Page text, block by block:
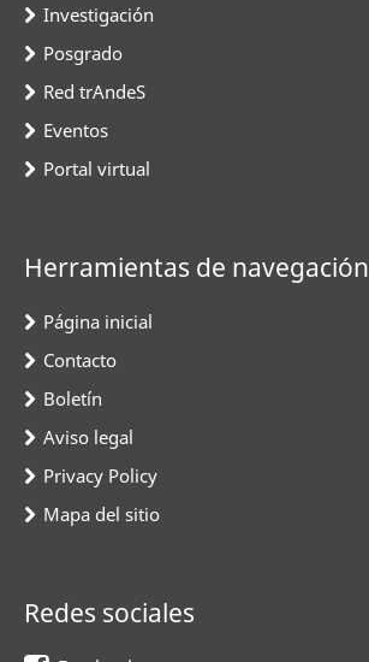
Investigación
Posgrado
Red trAndeS
Eventos
Portal virtual
Herramientas de navegación
Página inicial
Contacto
Boletín
Aviso legal
Privacy Policy
Mapa del sitio
Redes sociales